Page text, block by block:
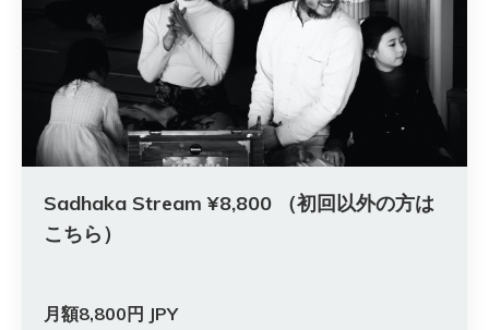
Sadhaka Stream ¥8,800 （初回以外の方は
こちら）
月額8,800円 JPY